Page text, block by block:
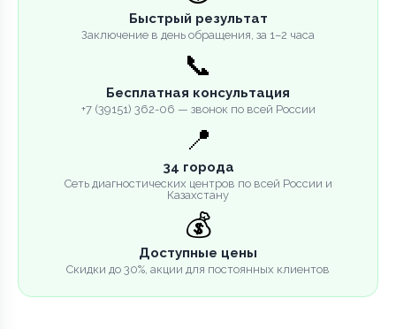
Быстрый результат
Заключение в день обращения, за 1–2 часа
📞
Бесплатная консультация
+7 (39151) 362-06 — звонок по всей России
📍
34 города
Сеть диагностических центров по всей России и
Казахстану
💰
Доступные цены
Скидки до 30%, акции для постоянных клиентов